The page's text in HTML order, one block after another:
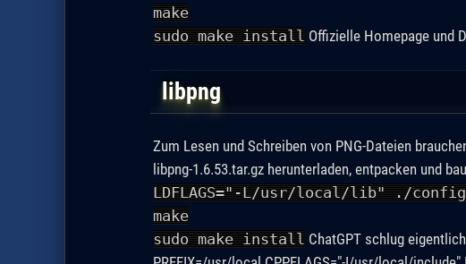
make
sudo make installOffizielle Homepage und
libpng
Zum Lesen und Schreiben von PNG-Dateien
libpng-1.6.53.tar.gz herunterladen, entpacken und
LDFLAGS="-L/usr/local/lib" ./
make
sudo make installChatGPT schlug